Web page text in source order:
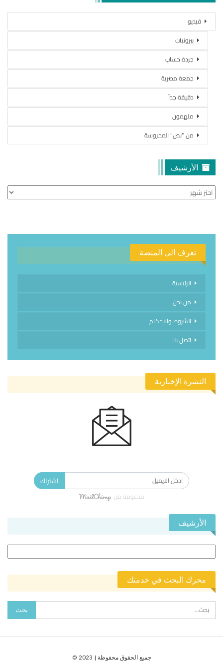
فيديو
بيروتيات
جردة حساب
جمعة مصرية
دقيقة جداً
ملهمون
من “نص” المحروسة
الأرشيف
الأرشيف
تعرف الى المنصة
الرئيسية
من نحن
الشروط والاحكام
اتصل بنا
النشرة الإخبارية
اشتراك
مدعومة من
الأرشيف
محرك البحث في خدمتك
جميع الحقوق محفوظة | 2023 ©